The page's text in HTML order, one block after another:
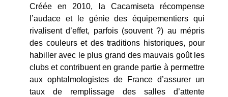
Créée en 2010, la Cacamiseta récompense
l’audace et le génie des équipementiers qui
rivalisent d’effet, parfois (souvent ?) au mépris
des couleurs et des traditions historiques, pour
habiller avec le plus grand des mauvais goût les
clubs et contribuent en grande partie à permettre
aux ophtalmologistes de France d’assurer un
taux de remplissage des salles d’attente